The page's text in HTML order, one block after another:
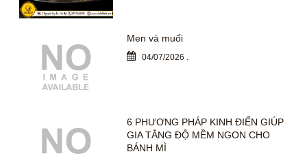
Men và muối
04/07/2026 .
6 PHƯƠNG PHÁP KINH ĐIỂN GIÚP
GIA TĂNG ĐỘ MỀM NGON CHO
BÁNH MÌ